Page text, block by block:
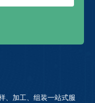
、加工、组装一站式服